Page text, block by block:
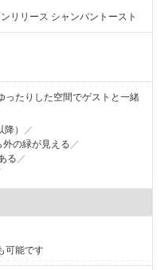
リリース シャンパントースト
ったりした空間でゲストと一緒
）
の緑が見える
る
可能です